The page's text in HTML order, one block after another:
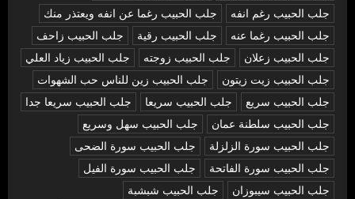
جلب الحبيب رغم انفه
جلب الحبيب رغما عن انفه ويعتذر منك
جلب الحبيب رغما عنه
جلب الحبيب رقية
جلب الحبيب زاحف
جلب الحبيب زعلان
جلب الحبيب زوجته
جلب الحبيب زياد العلي
جلب الحبيب زيت زيتون
جلب الحبيب زين للناس حب الشهوات
جلب الحبيب سريع
جلب الحبيب سريعا
جلب الحبيب سريعا جدا
جلب الحبيب سلطنة عمان
جلب الحبيب سهل وسريع
جلب الحبيب سورة الزلزلة
جلب الحبيب سورة الضحى
جلب الحبيب سورة الفاتحة
جلب الحبيب سورة الفيل
جلب الحبيب سيبوزان
جلب الحبيب شبشبة